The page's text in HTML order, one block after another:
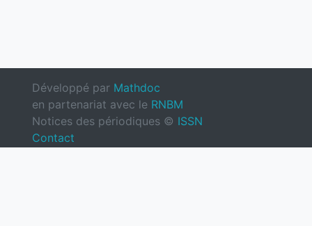
Développé par Mathdoc
en partenariat avec le RNBM
Notices des périodiques © ISSN
Contact